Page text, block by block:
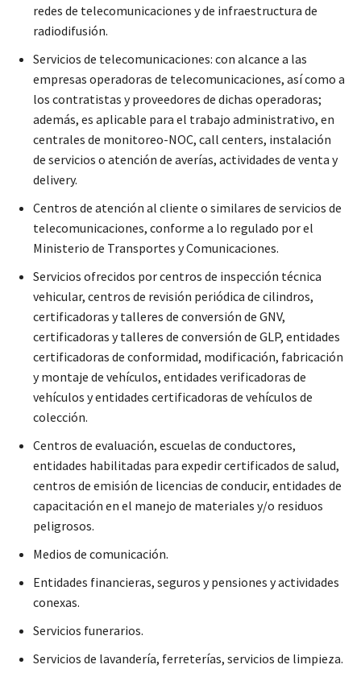
redes de telecomunicaciones y de infraestructura de
radiodifusión.
Servicios de telecomunicaciones: con alcance a las
empresas operadoras de telecomunicaciones, así como a
los contratistas y proveedores de dichas operadoras;
además, es aplicable para el trabajo administrativo, en
centrales de monitoreo-NOC, call centers, instalación
de servicios o atención de averías, actividades de venta y
delivery.
Centros de atención al cliente o similares de servicios de
telecomunicaciones, conforme a lo regulado por el
Ministerio de Transportes y Comunicaciones.
Servicios ofrecidos por centros de inspección técnica
vehicular, centros de revisión periódica de cilindros,
certificadoras y talleres de conversión de GNV,
certificadoras y talleres de conversión de GLP, entidades
certificadoras de conformidad, modificación, fabricación
y montaje de vehículos, entidades verificadoras de
vehículos y entidades certificadoras de vehículos de
colección.
Centros de evaluación, escuelas de conductores,
entidades habilitadas para expedir certificados de salud,
centros de emisión de licencias de conducir, entidades de
capacitación en el manejo de materiales y/o residuos
peligrosos.
Medios de comunicación.
Entidades financieras, seguros y pensiones y actividades
conexas.
Servicios funerarios.
Servicios de lavandería, ferreterías, servicios de limpieza.